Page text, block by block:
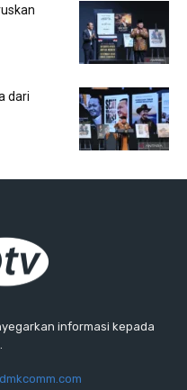
dari
informasi kepada